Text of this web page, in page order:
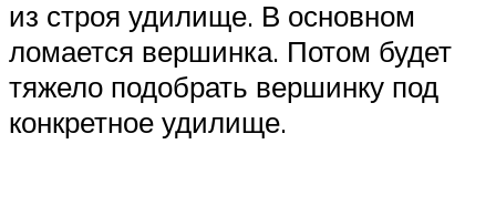
из строя удилище. В основном
ломается вершинка. Потом будет
тяжело подобрать вершинку под
конкретное удилище.